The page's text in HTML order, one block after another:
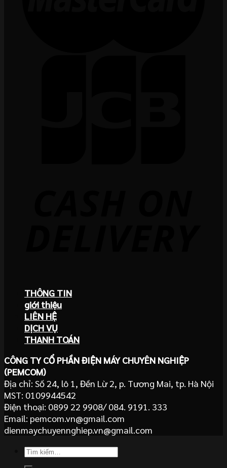
THÔNG TIN
giới thiệu
LIÊN HỆ
DỊCH VỤ
THANH TOÁN
CÔNG TY CỔ PHẦN ĐIỆN MÁY CHUYÊN NGHIỆP
(PEMCOM)
Địa chỉ: Số 24, lô 1, Đền Lừ 2, p. Tương Mai, tp. Hà Nội
MST: 0109944542
Điện thoại: 0899 22 9908/ 084. 9191. 333
Email: pemcom.vn@gmail.com
dienmaychuyennghiep.vn@gmail.com
Tìm